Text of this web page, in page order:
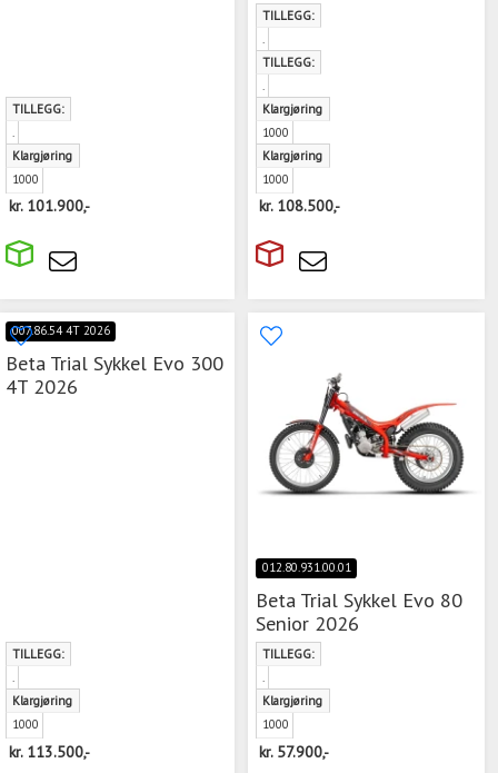
TILLEGG:
Klargjøring
1000
kr. 101.900,-
TILLEGG:
TILLEGG:
Klargjøring
1000
Klargjøring
1000
kr. 108.500,-
007.86.54 4T 2026
Beta Trial Sykkel Evo 300
4T 2026
TILLEGG:
.
Klargjøring
1000
kr. 113.500,-
012.80.931.00.01
Beta Trial Sykkel Evo 80
Senior 2026
TILLEGG:
.
Klargjøring
1000
kr. 57.900,-